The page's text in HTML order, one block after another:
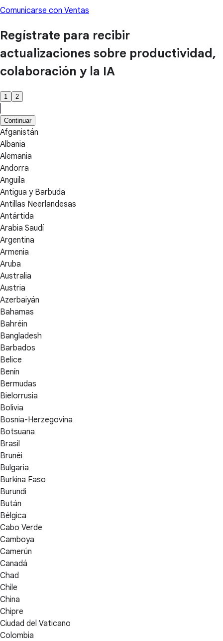
Comunicarse con Ventas
Regístrate para recibir
actualizaciones sobre productividad,
colaboración y la IA
1 2
Continuar
Afganistán
Albania
Alemania
Andorra
Anguila
Antigua y Barbuda
Antillas Neerlandesas
Antártida
Arabia Saudí
Argentina
Armenia
Aruba
Australia
Austria
Azerbaiyán
Bahamas
Bahréin
Bangladesh
Barbados
Belice
Benín
Bermudas
Bielorrusia
Bolivia
Bosnia-Herzegovina
Botsuana
Brasil
Brunéi
Bulgaria
Burkina Faso
Burundi
Bután
Bélgica
Cabo Verde
Camboya
Camerún
Canadá
Chad
Chile
China
Chipre
Ciudad del Vaticano
Colombia